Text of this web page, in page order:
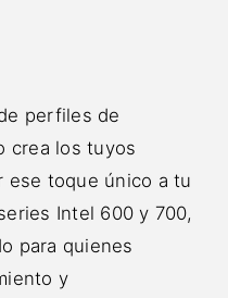
perfiles de
crea los tuyos
ese toque único a tu
Intel 600 y 700,
para quienes
y